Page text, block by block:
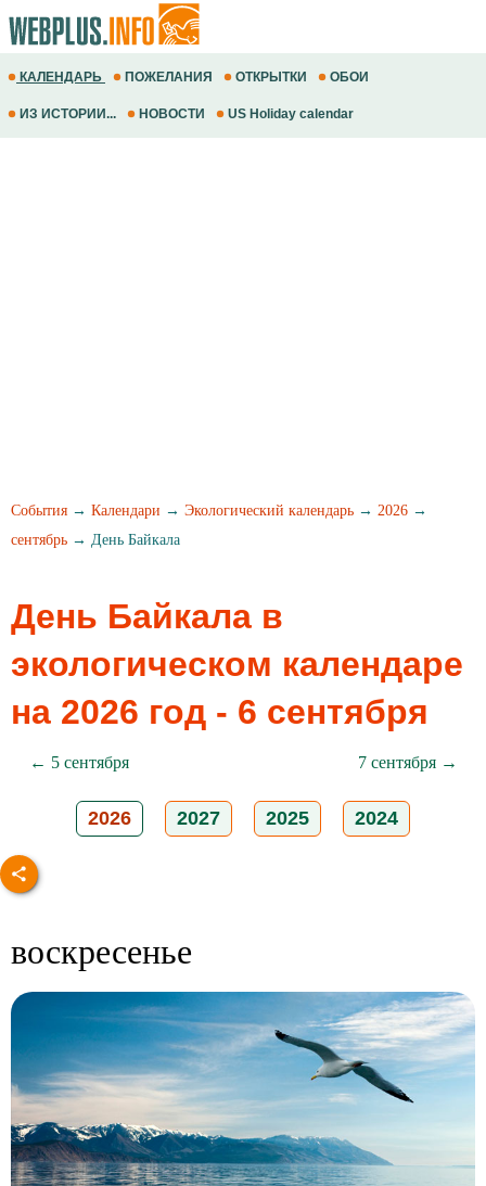
КАЛЕНДАРЬ ПОЖЕЛАНИЯ ОТКРЫТКИ ОБОИ
ИЗ ИСТОРИИ... НОВОСТИ US Holiday calendar
События → Календари → Экологический календарь → 2026 →
сентябрь → День Байкала
День Байкала в
экологическом календаре
на 2026 год - 6 сентября
← 5 сентября 7 сентября →
2026 2027 2025 2024
воскресенье